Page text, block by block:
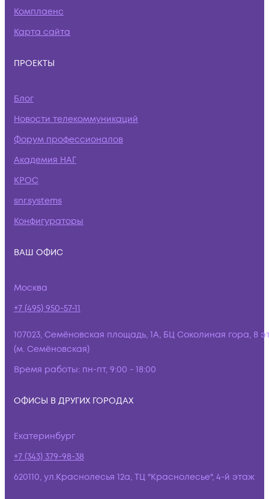
Комплаенс
Карта сайта
ПРОЕКТЫ
Блог
Новости телекоммуникаций
Форум профессионалов
Академия НАГ
КРОС
snr.systems
Конфигураторы
ВАШ ОФИС
Москва
+7 (495) 950-57-11
107023, Семёновская площадь, 1А, БЦ Соколиная гора, 8
(м. Семёновская)
Время работы: пн-пт, 9:00 - 18:00
ОФИСЫ В ДРУГИХ ГОРОДАХ
Екатеринбург
+7 (343) 379-98-38
620110, ул.Краснолесья 12а, ТЦ "Краснолесье", 4-й этаж